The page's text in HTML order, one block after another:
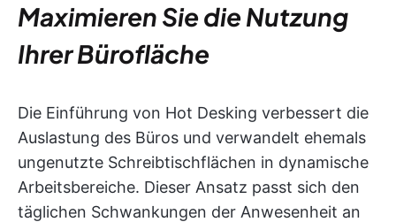
Maximieren Sie die Nutzung
Ihrer Bürofläche
Die Einführung von Hot Desking verbessert die
Auslastung des Büros und verwandelt ehemals
ungenutzte Schreibtischflächen in dynamische
Arbeitsbereiche. Dieser Ansatz passt sich den
täglichen Schwankungen der Anwesenheit an